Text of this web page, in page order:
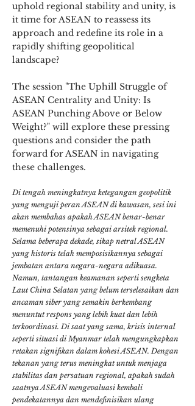
uphold regional stability and unity, is
it time for ASEAN to reassess its
approach and redefine its role in a
rapidly shifting geopolitical
landscape?
The session "The Uphill Struggle of
ASEAN Centrality and Unity: Is
ASEAN Punching Above or Below
Weight?" will explore these pressing
questions and consider the path
forward for ASEAN in navigating
these challenges.
Di tengah meningkatnya ketegangan geopolitik
yang menguji peran ASEAN di kawasan, sesi ini
akan membahas apakah ASEAN benar-benar
memenuhi potensinya sebagai arsitek regional.
Selama beberapa dekade, sikap netral ASEAN
yang historis telah memposisikannya sebagai
jembatan antara negara-negara adikuasa.
Namun, tantangan keamanan seperti sengketa
Laut China Selatan yang belum terselesaikan dan
ancaman siber yang semakin berkembang
menuntut respons yang lebih kuat dan lebih
terkoordinasi. Di saat yang sama, krisis internal
seperti situasi di Myanmar telah mengungkapkan
retakan signifikan dalam kohesi ASEAN. Dengan
tekanan yang terus meningkat untuk menjaga
stabilitas dan persatuan regional, apakah sudah
saatnya ASEAN mengevaluasi kembali
pendekatannya dan mendefinisikan ulang